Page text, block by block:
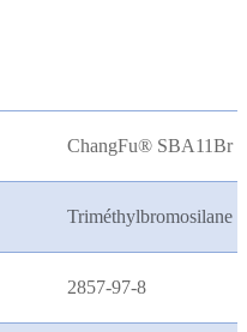
ChangFu® SBA11Br
Triméthylbromosilane
2857-97-8